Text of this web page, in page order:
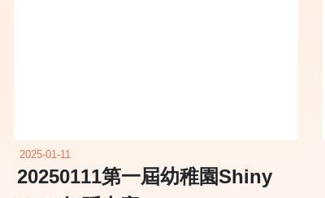
2025-01-11
20250111第一屆幼稚園Shiny